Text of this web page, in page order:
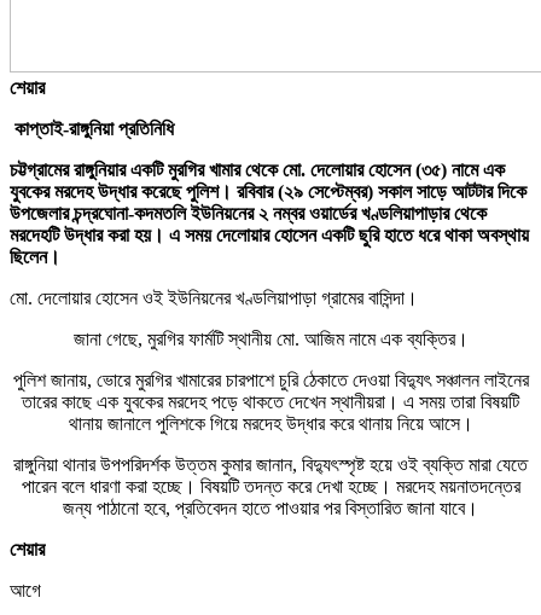
শেয়ার
কাপ্তাই-রাঙ্গুনিয়া প্রতিনিধি
চট্টগ্রামের রাঙ্গুনিয়ার একটি মুরগির খামার থেকে মো. দেলোয়ার হোসেন (৩৫) নামে এক
যুবকের মরদেহ উদ্ধার করেছে পুলিশ। রবিবার (২৯ সেপ্টেম্বর) সকাল সাড়ে আটটার দিকে
উপজেলার চন্দ্রঘোনা-কদমতলি ইউনিয়নের ২ নম্বর ওয়ার্ডের খণ্ডলিয়াপাড়ার থেকে
মরদেহটি উদ্ধার করা হয়। এ সময় দেলোয়ার হোসেন একটি ছুরি হাতে ধরে থাকা অবস্থায়
ছিলেন।
মো. দেলোয়ার হোসেন ওই ইউনিয়নের খণ্ডলিয়াপাড়া গ্রামের বাসিন্দা।
জানা গেছে, মুরগির ফার্মটি স্থানীয় মো. আজিম নামে এক ব্যক্তির।
পুলিশ জানায়, ভোরে মুরগির খামারের চারপাশে চুরি ঠেকাতে দেওয়া বিদ্যুৎ সঞ্চালন লাইনের
তারের কাছে এক যুবকের মরদেহ পড়ে থাকতে দেখেন স্থানীয়রা। এ সময় তারা বিষয়টি
থানায় জানালে পুলিশকে গিয়ে মরদেহ উদ্ধার করে থানায় নিয়ে আসে।
রাঙ্গুনিয়া থানার উপপরিদর্শক উত্তম কুমার জানান, বিদ্যুৎস্পৃষ্ট হয়ে ওই ব্যক্তি মারা যেতে
পারেন বলে ধারণা করা হচ্ছে। বিষয়টি তদন্ত করে দেখা হচ্ছে। মরদেহ ময়নাতদন্তের
জন্য পাঠানো হবে, প্রতিবেদন হাতে পাওয়ার পর বিস্তারিত জানা যাবে।
শেয়ার
আগে